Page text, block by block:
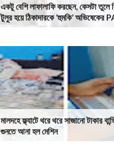
একটু বেশি লাফালাফি করছেন, কেসটা তুলে
টুলুর হয়ে ঠিকাদারকে ‘হুমকি’ অভিষেকের
মালদহে ফ্ল্যাটে থরে থরে সাজানো টাকার
গুনতে আনা হল মেশিন